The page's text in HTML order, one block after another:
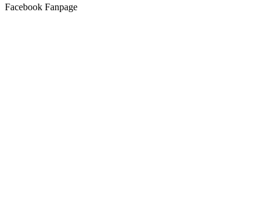
Facebook Fanpage